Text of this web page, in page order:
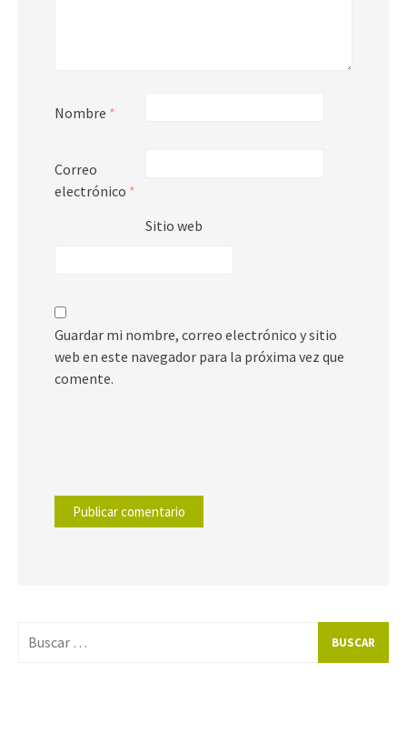
Nombre *
Correo
electrónico *
Sitio web
Guardar mi nombre, correo electrónico y sitio
web en este navegador para la próxima vez que
comente.
por: